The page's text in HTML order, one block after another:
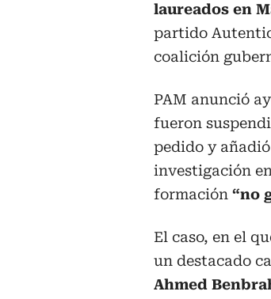
laureados en
partido
coalición
PAM anunció
fueron
pedido y
investigación
formación “no
El caso, en el
un destacado
Ahmed